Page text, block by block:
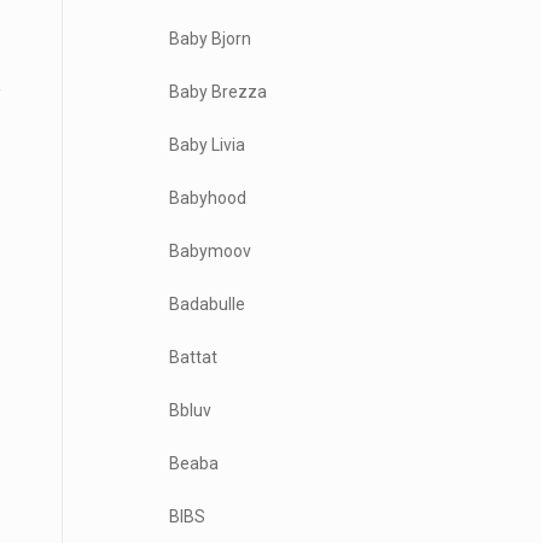
Baby Bjorn
Baby Brezza
Baby Livia
Babyhood
Babymoov
Badabulle
Battat
Bbluv
Beaba
BIBS